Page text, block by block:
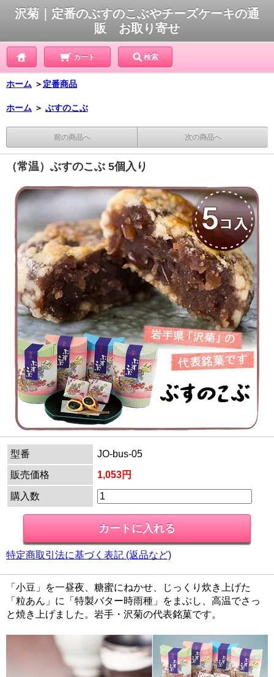
沢菊｜定番のぶすのこぶやチーズケーキの通
販 お取り寄せ
カート 検索
ホーム ＞ 定番商品
ホーム ＞ ぶすのこぶ
前の商品へ 次の商品へ
（常温）ぶすのこぶ 5個入り
型番
JO-bus-05
販売価格
1,053円
購入数
特定商取引法に基づく表記 (返品など)
「小豆」を一昼夜、糖蜜にねかせ、じっくり炊き上げた
「粒あん」に「特製バター時雨種」をまぶし、高温でさっ
と焼き上げました。岩手・沢菊の代表銘菓です。